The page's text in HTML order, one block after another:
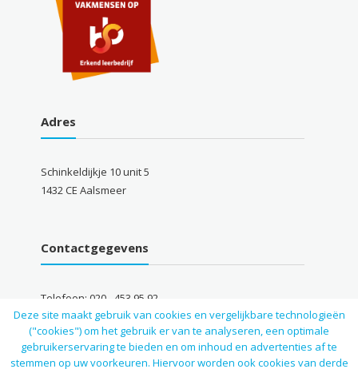
Adres
Schinkeldijkje 10 unit 5
1432 CE Aalsmeer
Contactgegevens
Telefoon: 020 - 453 95 92
Mobiel: 06 - 16 26 74 32
Email: info@autocarsaliba.nl
Deze site maakt gebruik van cookies en vergelijkbare technologieën
("cookies") om het gebruik er van te analyseren, een optimale
gebruikerservaring te bieden en om inhoud en advertenties af te
stemmen op uw voorkeuren. Hiervoor worden ook cookies van derde